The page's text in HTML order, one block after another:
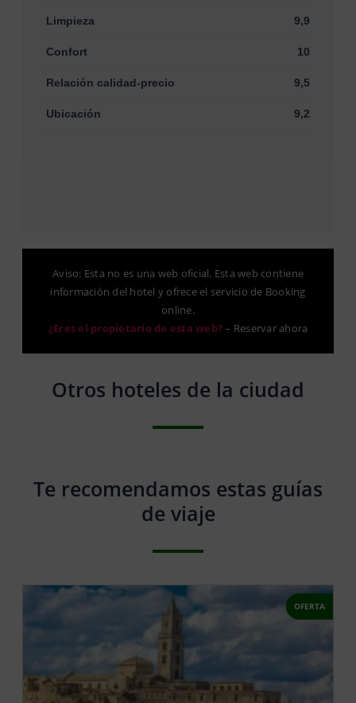
Limpieza 9,9
Confort 10
Relación calidad-precio 9,5
Ubicación 9,2
Aviso: Esta no es una web oficial. Esta web contiene
información del hotel y ofrece el servicio de Booking
online.
¿Eres el propietario de esta web?– Reservar ahora
Otros hoteles de la ciudad
Te recomendamos estas guías
de viaje
OFERTA